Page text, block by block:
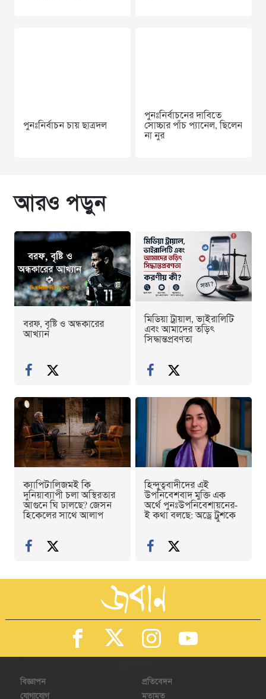
পুনঃনির্বাচন চায় ছাত্রদল
পুনঃনির্বাচনের দাবিতে
সোচ্চার পাঁচ প্যানেল, ছিলেন
না নুর
আরও পড়ুন
বরফ, বৃষ্টি ও অন্ধকারের
আখ্যান
মিডিয়া ট্রায়াল, ভাইরালিটি
এবং আমাদের তড়িৎ
সিদ্ধান্তপ্রবণতা
ক্যাপিটালিজমই কি
দুনিয়াব্যাপী চলা অস্থিরতার
আগুনে ঘি ঢালছে? জেসন
হিকেলের সাথে আলাপ
হিন্দুত্ববাদীদের এই
উপনিবেশবাদ মুক্তি এক
অর্থে পুনঃউপনিবেশায়নের-
ই কথা বলছে: অড্রে ট্রুশকে
বিজ্ঞাপন
যোগাযোগ
প্রতিবেদন
মতামত